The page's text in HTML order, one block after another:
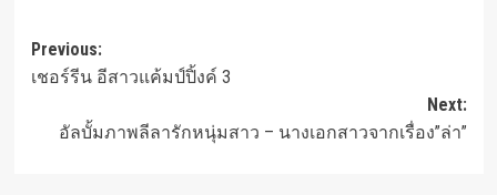
Post
navigation
Previous:
เชอร์รีน อีสาวแค้มป์ปิ้งค์ 3
Next:
อัลบั้มภาพลีลารักหนุ่มสาว – นางเอกสาวจากเรื่อง”ล่า”